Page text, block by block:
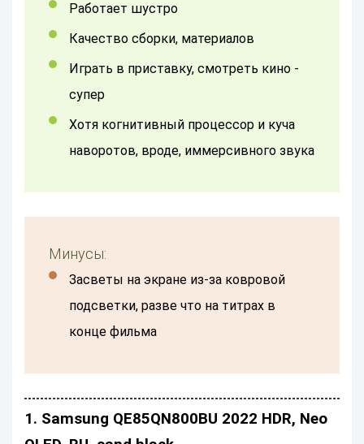
работает шустро
качество сборки, материалов
Играть в приставку, смотреть кино -
супер
хотя когнитивный процессор и куча
наворотов, вроде, иммерсивного звука
Минусы:
засветы на экране из-за ковровой
подсветки, разве что на титрах в
конце фильма
1. Samsung QE85QN800BU 2022 HDR, Neo